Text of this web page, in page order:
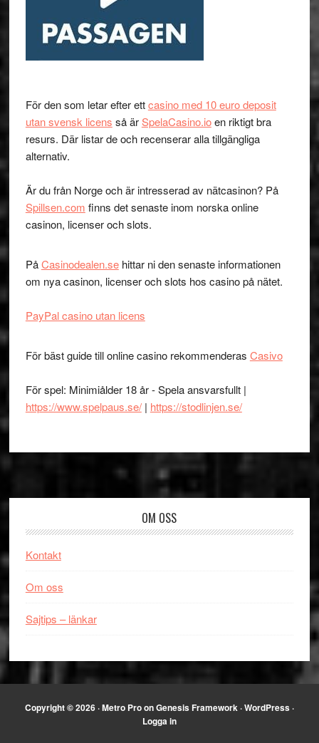
För den som letar efter ettcasino med 10 euro deposit
utan svensk licens så ärSpelaCasino.ioen riktigt bra
resurs. Där listar de och recenserar alla tillgängliga
alternativ.
Är du från Norge och är intresserad av nätcasinon? På
Spillsen.com finns det senaste inom norska online
casinon, licenser och slots.
PåCasinodealen.sehittar ni den senaste informationen
om nya casinon, licenser och slots hos casino på nätet.
PayPal casino utan licens
För bäst guide till online casino rekommenderas Casivo
För spel: Minimiålder 18 år - Spela ansvarsfullt |
https://www.spelpaus.se/| https://stodlinjen.se/
OM OSS
Kontakt
Om oss
Sajtips – länkar
Copyright © 2026 ·Metro ProonGenesis Framework ·WordPress ·
Logga in